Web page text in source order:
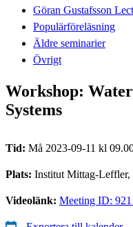
Göran Gustafsson
Populärföreläsning
Äldre seminarier
Övrigt
Workshop:
Systems
Tid: Må 2023-09-11 kl
Plats: Institut Mittag-
Videolänk: Meeting ID: